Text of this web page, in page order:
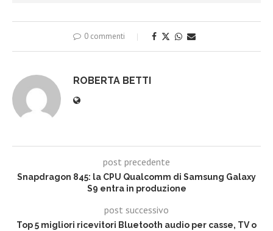
0 commenti
ROBERTA BETTI
post precedente
Snapdragon 845: la CPU Qualcomm di Samsung Galaxy
S9 entra in produzione
post successivo
Top 5 migliori ricevitori Bluetooth audio per casse, TV o